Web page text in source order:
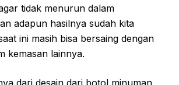
tidak menurun dalam
adapun hasilnya sudah kita
ini masih bisa bersaing dengan
kemasan lainnya.